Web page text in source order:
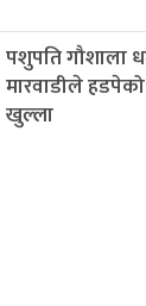
पशुपति गौशाला
मारवाडीले
खुल्ला